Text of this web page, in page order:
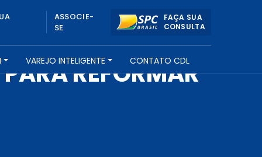
ASSOCIE-
SE
FAÇA SUA
CONSULTA
VAREJO INTELIGENTE CONTATO CDL
REFORMAR